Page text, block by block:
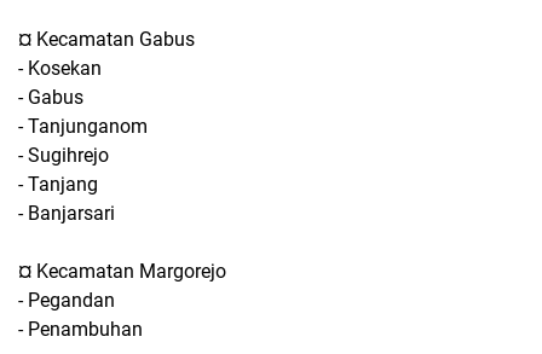
¤ Kecamatan Gabus
- Kosekan
- Gabus
- Tanjunganom
- Sugihrejo
- Tanjang
- Banjarsari
¤ Kecamatan Margorejo
- Pegandan
- Penambuhan